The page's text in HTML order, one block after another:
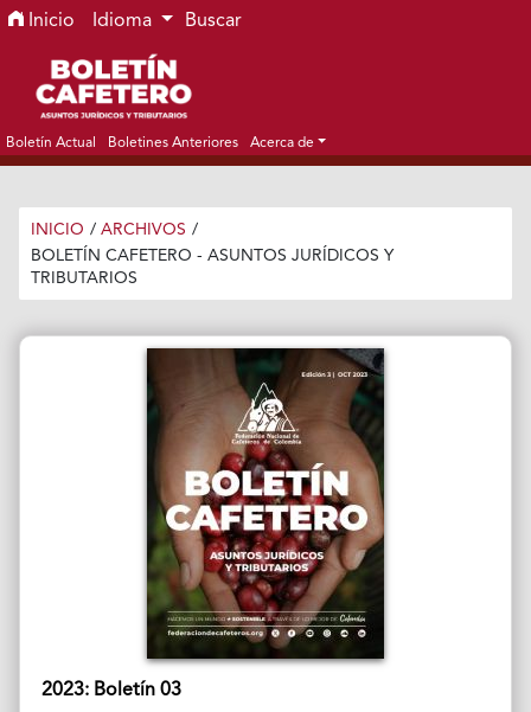
Ir al menú de navegación principal
Ir al contenido principal
Ir al pie de página del sitio
Inicio Idioma Buscar
Boletín Actual Boletines Anteriores Acerca de
INICIO / ARCHIVOS /
BOLETÍN CAFETERO - ASUNTOS JURÍDICOS Y
TRIBUTARIOS
2023: Boletín 03